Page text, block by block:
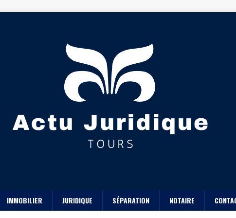
IMMOBILIER JURIDIQUE SÉPARATION NOTAIRE